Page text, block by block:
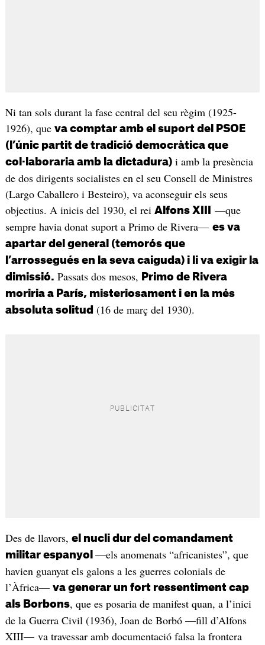
Ni tan sols durant la fase central del seu règim (1925-
1926), que va comptar amb el suport del PSOE
(l’únic partit de tradició democràtica que
col·laboraria amb la dictadura)i amb la presència
de dos dirigents socialistes en el seu Consell de Ministres
(Largo Caballero i Besteiro), va aconseguir els seus
objectius. A inicis del 1930, el rei Alfons XIII
—que
sempre havia donat suport a Primo de Rivera— es va
apartar del general (temorós que
l’arrossegués en la seva caiguda) i li va exigir la
dimissió. Passats dos mesos, Primo de Rivera
moriria a París, misteriosament i en la més
absoluta solitud (16 de març del 1930).
Des de llavors, el nucli dur del comandament
militar espanyol —els anomenats “africanistes”, que
havien guanyat els galons a les guerres colonials de
l’Àfrica— va generar un fort ressentiment cap
als Borbons, que es posaria de manifest quan, a l’inici
de la Guerra Civil (1936), Joan de Borbó —fill d’Alfons
XIII— va travessar amb documentació falsa la frontera